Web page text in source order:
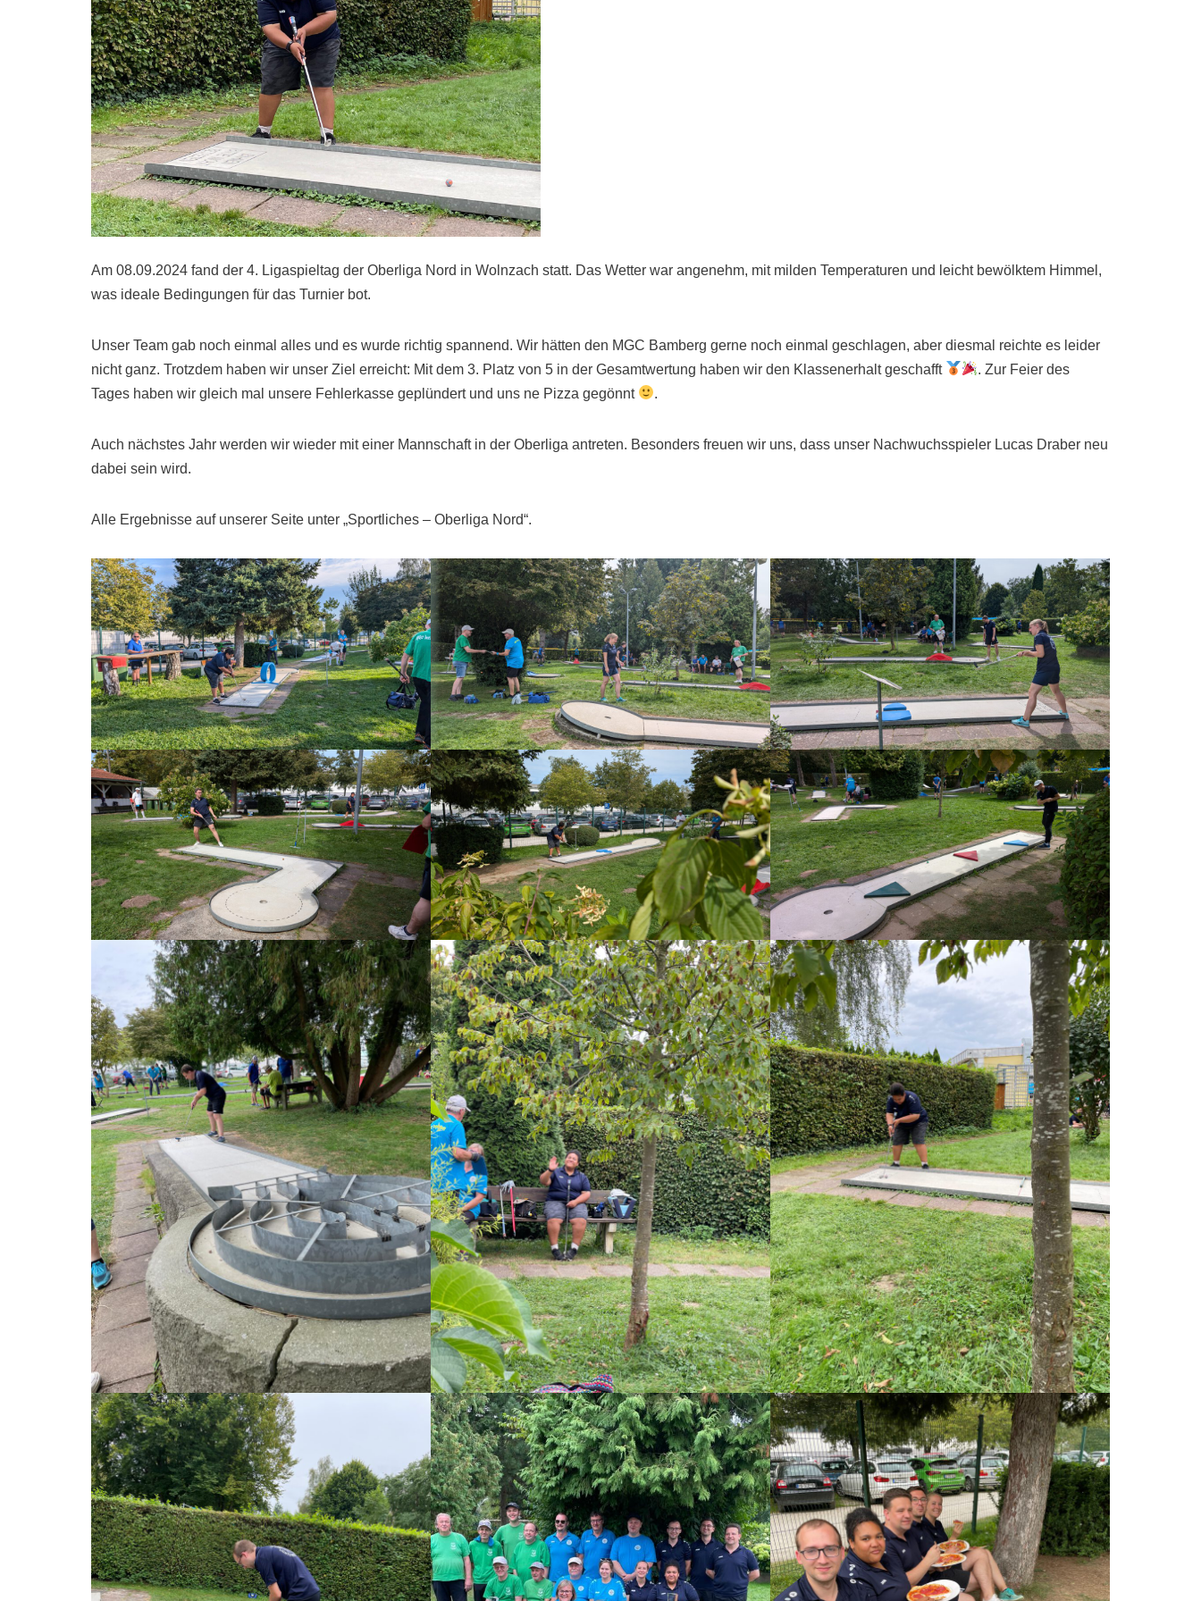
Am 08.09.2024 fand der 4. Ligaspieltag der Oberliga Nord in Wolnzach statt. Das Wetter war angenehm, mit milden Temperaturen und leicht bewölktem Himmel,
was ideale Bedingungen für das Turnier bot.
Unser Team gab noch einmal alles und es wurde richtig spannend. Wir hätten den MGC Bamberg gerne noch einmal geschlagen, aber diesmal reichte es leider
nicht ganz. Trotzdem haben wir unser Ziel erreicht: Mit dem 3. Platz von 5 in der Gesamtwertung haben wir den Klassenerhalt geschafft
. Zur Feier des
Tages haben wir gleich mal unsere Fehlerkasse geplündert und uns ne Pizza gegönnt
.
Auch nächstes Jahr werden wir wieder mit einer Mannschaft in der Oberliga antreten. Besonders freuen wir uns, dass unser Nachwuchsspieler Lucas Draber neu
dabei sein wird.
Alle Ergebnisse auf unserer Seite unter „Sportliches – Oberliga Nord“.